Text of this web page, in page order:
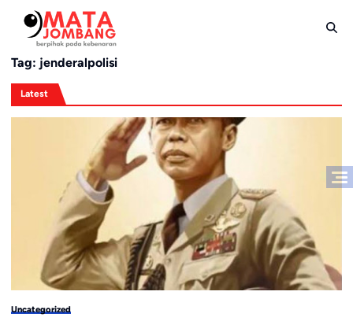
content
Tag: jenderalpolisi
Latest
Uncategorized